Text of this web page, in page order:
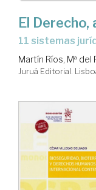
El Derecho,
11 sistemas
Martín Ríos, Mª del
Juruá Editorial.